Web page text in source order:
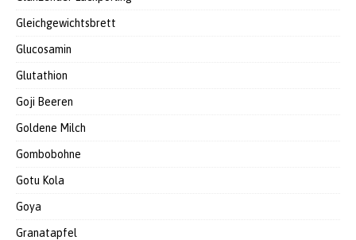
Gleichgewichtsbrett
Glucosamin
Glutathion
Goji Beeren
Goldene Milch
Gombobohne
Gotu Kola
Goya
Granatapfel